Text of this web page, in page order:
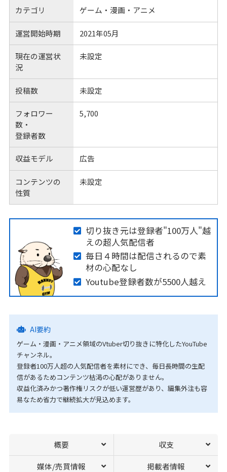
カテゴリ ゲーム・漫画・アニメ
運営開始時期 2021年05月
現在の運営状
況
未設定
投稿数 未設定
フォロワー
数・
登録者数
5,700
収益モデル 広告
コンテンツの
性質
未設定
切り抜き元は登録者"100万人"越
えの超人気配信者
毎日４時間は配信されるので素
材の心配なし
Youtube登録者数が5500人越え
AI要約
ゲーム・漫画・アニメ領域のVtuber切り抜きに特化したYouTube
チャンネル。
登録者100万人超の人気配信者を素材にでき、毎日長時間の生配
信があるためコンテンツ枯渇の心配がありません。
収益化済みかつ著作権リスクが低い運営歴があり、編集外注も容
易なため省力で継続拡大が見込めます。
概要 収支
媒体/売買情報 掲載者情報